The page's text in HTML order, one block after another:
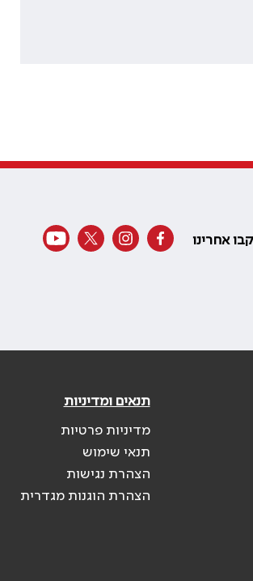
אחרינו
תנאים ומדיניות
מדיניות פרטיות
תנאי שימוש
הצהרת נגישות
הצהרת הוגנות מגדרית